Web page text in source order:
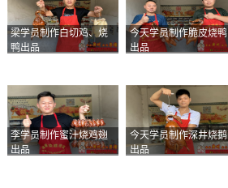
梁学员制作白切鸡、烧
鸭出品
今天学员制作脆皮烧鸭
出品
李学员制作蜜汁烧鸡翅
出品
今天学员制作深井烧鹅
出品